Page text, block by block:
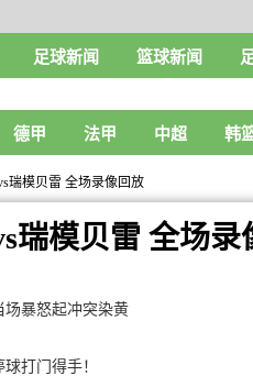
足球新闻 篮球新闻
德甲 法甲 中超 韩
瑞模贝雷 全场录像回放
瑞模贝雷 全场录
场暴怒起冲突染黄
打门得手！